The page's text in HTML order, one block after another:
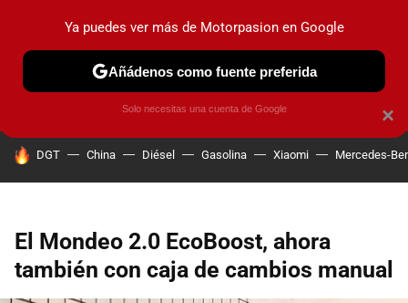
PRUEBAS COCHES ELÉCTRICOS OBSERVATORIO
HOY SE HABLA DE
DGT China Diésel Gasolina Xiaomi Mercedes-
El Mondeo 2.0 EcoBoost, ahora
también con caja de cambios manual
×
Ya puedes ver más de Motorpasion en Google
Añádenos como fuente preferida
Solo necesitas una cuenta de Google